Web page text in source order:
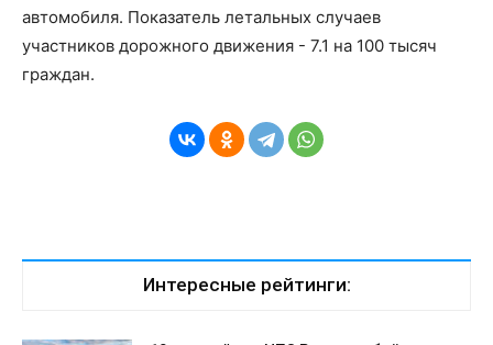
автомобиля. Показатель летальных случаев
участников дорожного движения - 7.1 на 100 тысяч
граждан.
Интересные рейтинги: